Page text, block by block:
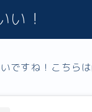
い！
ですね！こちら